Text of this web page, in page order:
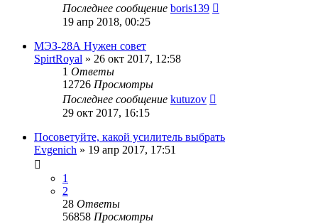
Последнее сообщение boris139
19 апр 2018, 00:25
МЭЗ-28А Нужен совет
SpirtRoyal » 26 окт 2017, 12:58
1 Ответы
12726 Просмотры
Последнее сообщение kutuzov
29 окт 2017, 16:15
Посоветуйте, какой усилитель выбрать
Evgenich » 19 апр 2017, 17:51
1
2
28 Ответы
56858 Просмотры